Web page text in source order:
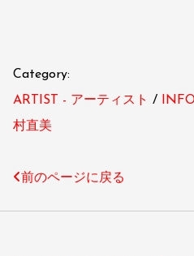
Category:
ARTIST - アーティスト
村直美
前のページに戻る